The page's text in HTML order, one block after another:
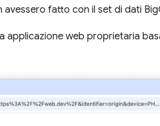
fatto con il set di dati
applicazione web proprietaria